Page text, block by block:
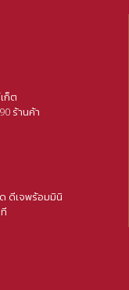
ก็ต
ร้านค้า
ดีเจพร้อมมินิ